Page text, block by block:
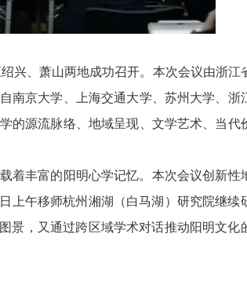
兴、萧山两地成功召开。本次会议由浙江
南京大学、上海交通大学、苏州大学、浙
的源流脉络、地域呈现、文学艺术、当代
着丰富的阳明心学记忆。本次会议创新性
上午移师杭州湘湖（白马湖）研究院继续
景，又通过跨区域学术对话推动阳明文化